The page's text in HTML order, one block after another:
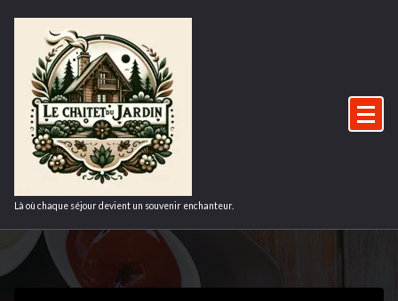
contenu
Là où chaque séjour devient un souvenir enchanteur.